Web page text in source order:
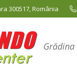
300517, România